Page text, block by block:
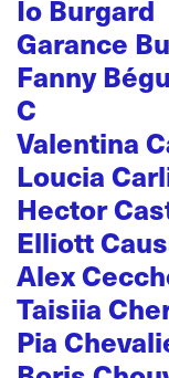
Io Burgard
Garance
Fanny
C
Valentina
Loucia
Hector
Elliott
Alex
Taisiia
Pia